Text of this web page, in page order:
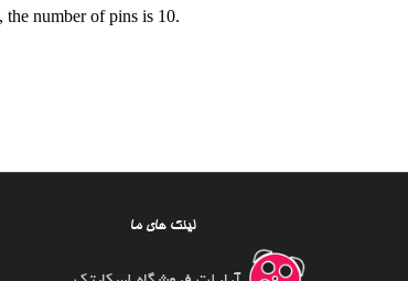
the number of pins is 10.
لینک های ما